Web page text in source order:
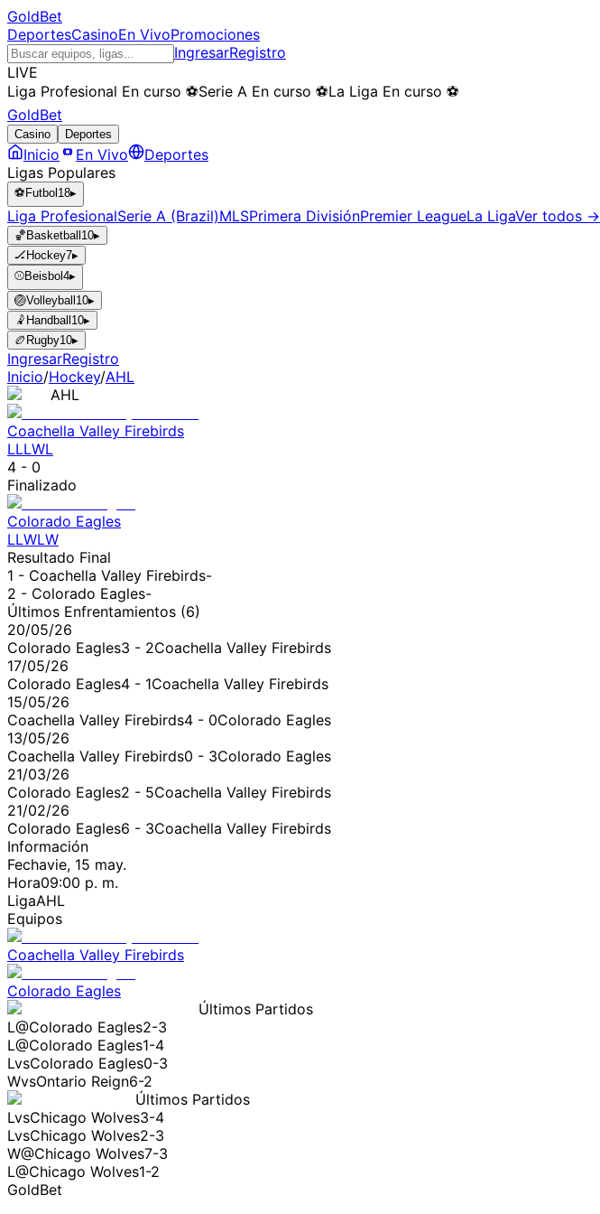
GoldBet
DeportesCasinoEn VivoPromociones
IngresarRegistro
LIVE
Liga Profesional En curso ⚽Serie A En curso ⚽La Liga En curso ⚽
GoldBet
Casino Deportes
Inicio En Vivo
Deportes
Ligas Populares
⚽ Futbol 18▸
Liga ProfesionalSerie A (Brazil)MLSPrimera DivisiónPremier LeagueLa LigaVer todos →
🏀 Basketball 10▸
🏒 Hockey7▸
⚾Beisbol 4▸
🏐Volleyball 10▸
🤾 Handball 10▸
🏉 Rugby10▸
IngresarRegistro
Inicio/Hockey/AHL
AHL
Coachella Valley Firebirds
LLLWL
4 - 0
Finalizado
Colorado Eagles
LLWLW
Resultado Final
1 - Coachella Valley Firebirds-
2 - Colorado Eagles-
Últimos Enfrentamientos (6)
20/05/26
Colorado Eagles3 - 2Coachella Valley Firebirds
17/05/26
Colorado Eagles4 - 1Coachella Valley Firebirds
15/05/26
Coachella Valley Firebirds4 - 0Colorado Eagles
13/05/26
Coachella Valley Firebirds0 - 3Colorado Eagles
21/03/26
Colorado Eagles2 - 5Coachella Valley Firebirds
21/02/26
Colorado Eagles6 - 3Coachella Valley Firebirds
Información
Fechavie, 15 may.
Hora09:00 p. m.
LigaAHL
Equipos
Coachella Valley Firebirds
Colorado Eagles
Últimos Partidos
L@Colorado Eagles2-3
L@Colorado Eagles1-4
LvsColorado Eagles0-3
WvsOntario Reign6-2
Últimos Partidos
LvsChicago Wolves3-4
LvsChicago Wolves2-3
W@Chicago Wolves7-3
L@Chicago Wolves1-2
GoldBet